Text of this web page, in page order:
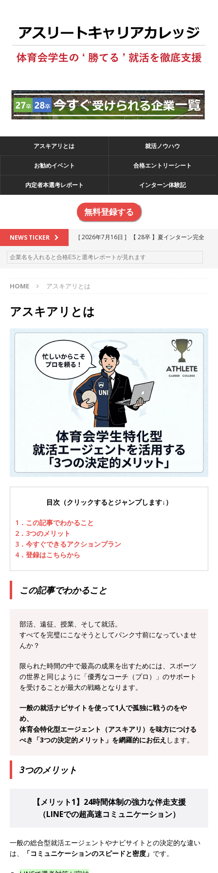
アスキアリとは 就活ノウハウ
お勧めイベント 合格エントリーシート
内定者本選考レポート インターン体験記
無料登録する
NEWS TICKER [ 2026年7月16日 ]
【 28卒 】夏インターン完全
攻略セミナー ｜ 予約フォーム
お勧めイベン
[ 2026年6月13日 ]
[ 2026年5月17日 ]
体育会積極採用企業
[ 2026年5月16日 ]
【 2028卒 】 今すぐ受けられ
る優良企業一覧（18社）
体育会積極採用企業
[ 2026年5月15日 ] 【 28卒 ｜ カプコンが体育会
学生を求めアスキヤリ限定イベント開催!! 】 世界
230以上の国・地域で愛される日本屈指のゲーム
メーカー ｜ 9期連続の最高益・11期連続の10%
以上営業増益を達成 ｜ プライム上場 ｜ カプコン
体育会積極採用企業
[ 2026年5月15日 ] 【 28卒 ｜ 早期選考直結型の
インターン!! 】 M&A仲介業 ｜ 入社2年目の参考
年収1,631万円 ｜ 設立以降連続売上増 ｜ 土日祝
参加者は書類選考・一次面接免除 】 M&A総研の
大手グループとしての安定性バツグン ｜ 年収
オンツ・コンサルティング
体育会積極採用企
業
50％以上の製品保有!! ｜ 一眼レフ大手メーカー
用企業
[ 2026年5月14日 ] 【 28卒 ｜ 書類選考自動合
の専門商社 ｜ 大手メーカーとも取引多数!! ｜ 30
HOME アスキアリとは
アスキアリとは
目次（クリックするとジャンプします↓）
1．この記事でわかること
2．3つのメリット
3．今すぐできるアクションプラン
4．登録はこちらから
この記事でわかること
部活、遠征、授業、そして就活。
すべてを完璧にこなそうとしてパンク寸前になっていませ
んか？
限られた時間の中で最高の成果を出すためには、スポーツ
の世界と同じように「優秀なコーチ（プロ）」のサポート
を受けることが最大の戦略となります。
一般の就活ナビサイトを使って1人で孤独に戦うのをや
め、
体育会特化型エージェント（アスキアリ）を味方につける
べき「3つの決定的メリット」を網羅的にお伝え します。
3つのメリット
【メリット1】24時間体制の強力な伴走支援
（LINEでの超高速コミュニケーション）
一般の総合型就活エージェントやナビサイトとの決定的な違い
は、
「コミュニケーションのスピードと密度」 です。